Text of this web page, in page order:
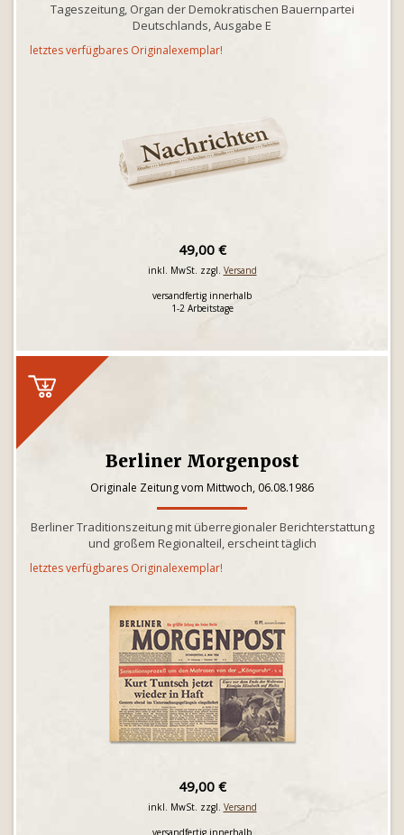
Tageszeitung, Organ der Demokratischen Bauernpartei
Deutschlands, Ausgabe E
letztes verfügbares Originalexemplar!
49,00 €
inkl. MwSt. zzgl. Versand
versandfertig innerhalb
1-2 Arbeitstage
Berliner Morgenpost
Originale Zeitung vom Mittwoch, 06.08.1986
Berliner Traditionszeitung mit überregionaler Berichterstattung
und großem Regionalteil, erscheint täglich
letztes verfügbares Originalexemplar!
49,00 €
inkl. MwSt. zzgl. Versand
versandfertig innerhalb